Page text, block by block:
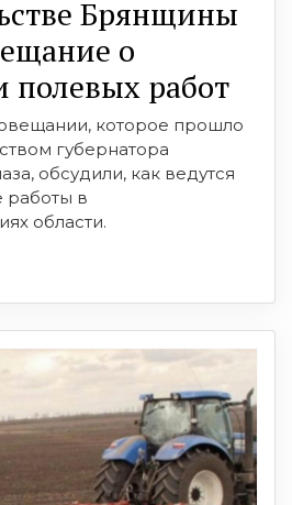
Брянщины
о
полевых работ
которое прошло
губернатора
обсудили, как ведутся
работы в
области.